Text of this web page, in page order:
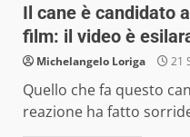
Il cane è candidato
film: il video è
Michelangelo Loriga 21
Quello che fa questo
reazione ha fatto